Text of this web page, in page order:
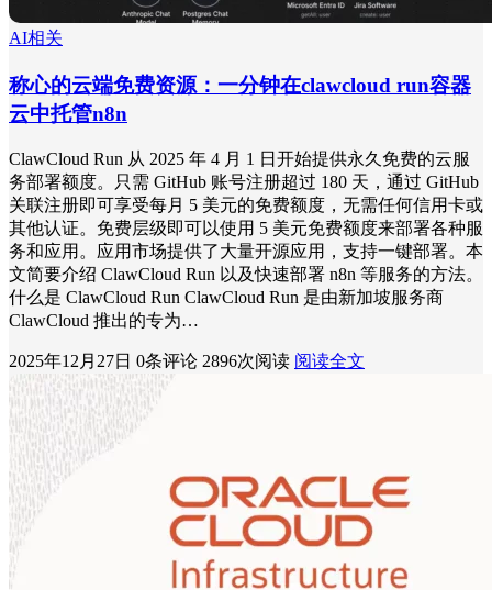
AI相关
称心的云端免费资源：一分钟在clawcloud run容器
云中托管n8n
ClawCloud Run 从 2025 年 4 月 1 日开始提供永久免费的云服
务部署额度。只需 GitHub 账号注册超过 180 天，通过 GitHub
关联注册即可享受每月 5 美元的免费额度，无需任何信用卡或
其他认证。免费层级即可以使用 5 美元免费额度来部署各种服
务和应用。应用市场提供了大量开源应用，支持一键部署。本
文简要介绍 ClawCloud Run 以及快速部署 n8n 等服务的方法。
什么是 ClawCloud Run ClawCloud Run 是由新加坡服务商
ClawCloud 推出的专为…
2025年12月27日 0条评论 2896次阅读 阅读全文